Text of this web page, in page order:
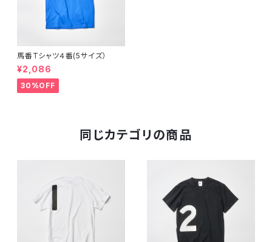
馬番Tシャツ４番(5サイズ）
¥2,086
30%OFF
同じカテゴリの商品